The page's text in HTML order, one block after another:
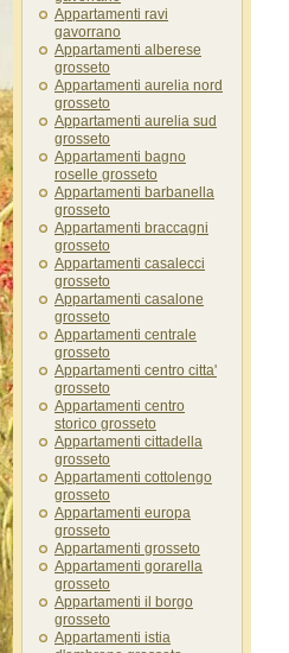
Appartamenti ravi
gavorrano
Appartamenti alberese
grosseto
Appartamenti aurelia nord
grosseto
Appartamenti aurelia sud
grosseto
Appartamenti bagno
roselle grosseto
Appartamenti barbanella
grosseto
Appartamenti braccagni
grosseto
Appartamenti casalecci
grosseto
Appartamenti casalone
grosseto
Appartamenti centrale
grosseto
Appartamenti centro citta'
grosseto
Appartamenti centro
storico grosseto
Appartamenti cittadella
grosseto
Appartamenti cottolengo
grosseto
Appartamenti europa
grosseto
Appartamenti grosseto
Appartamenti gorarella
grosseto
Appartamenti il borgo
grosseto
Appartamenti istia